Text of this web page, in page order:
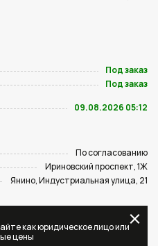
Под заказ
Под заказ
09.08.2026 05:12
По согласованию
Ириновский проспект, 1Ж
Янино, Индустриальная улица, 21
как юридическое лицо или
цены